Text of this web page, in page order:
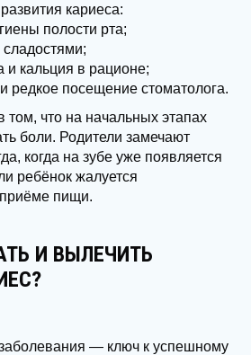
кариеса:
полости рта;
и кальция в рационе;
редкое посещение стоматолога.
том, что на начальных этапах
боли. Родители замечают
когда на зубе уже появляется
ребёнок жалуется
пищи.
И ВЫЛЕЧИТЬ
— ключ к успешному